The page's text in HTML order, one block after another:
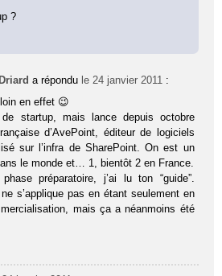
?
a répondu le 24 janvier 2011 :
en effet 😉
startup, mais lance depuis octobre
d’AvePoint, éditeur de logiciels
sur l’infra de SharePoint. On est un
le monde et… 1, bientôt 2 en France.
préparatoire, j’ai lu ton “guide”.
s’applique pas en étant seulement en
mais ça a néanmoins été